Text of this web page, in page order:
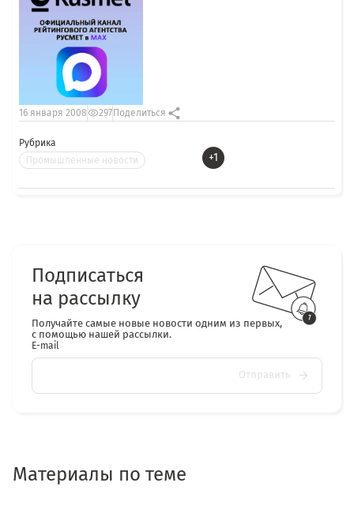
Рубрика
Промышленные новости
+1
16 января 2008 297 Поделиться
Подписаться
на рассылку
Получайте самые новые новости одним из первых,
с помощью нашей рассылки.
E-mail
Отправить
Материалы по теме